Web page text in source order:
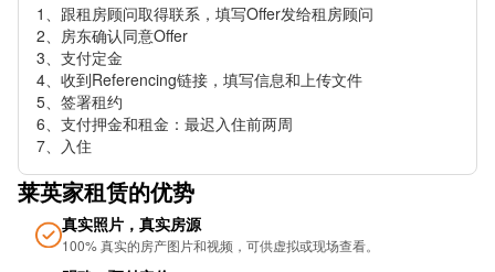
1、跟租房顾问取得联系，填写Offer发给租房顾问
2、房东确认同意Offer
3、支付定金
4、收到Referencing链接，填写信息和上传文件
5、签署租约
6、支付押金和租金：最迟入住前两周
7、入住
莱英家租赁的优势
真实照片，真实房源
100% 真实的房产图片和视频，可供虚拟或现场查看。